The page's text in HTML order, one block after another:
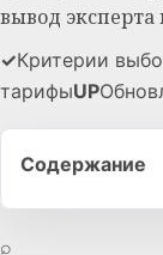
вывод эксперта
✓Критерии
тарифыUP
Содержание
⌕